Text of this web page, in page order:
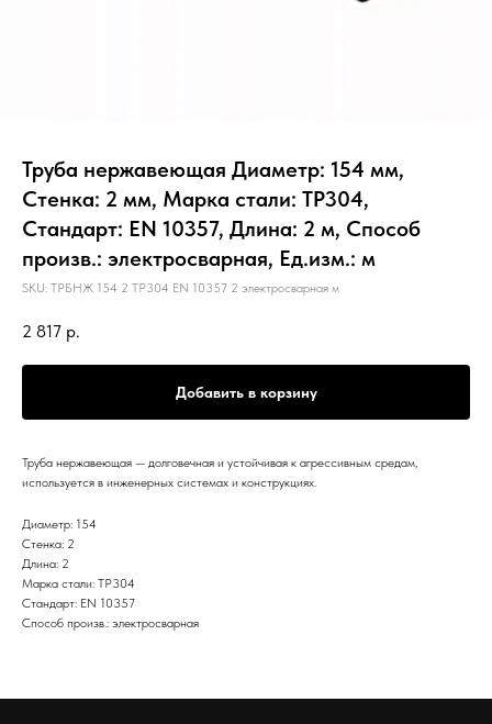
Труба нержавеющая Диаметр: 154 мм,
Стенка: 2 мм, Марка стали: TP304,
Стандарт: EN 10357, Длина: 2 м, Способ
произв.: электросварная, Ед.изм.: м
SKU: ТРБНЖ 154 2 TP304 EN 10357 2 электросварная м
2 817 р.
Добавить в корзину
Труба нержавеющая — долговечная и устойчивая к агрессивным средам,
используется в инженерных системах и конструкциях.
Диаметр: 154
Стенка: 2
Длина: 2
Марка стали: TP304
Стандарт: EN 10357
Способ произв.: электросварная